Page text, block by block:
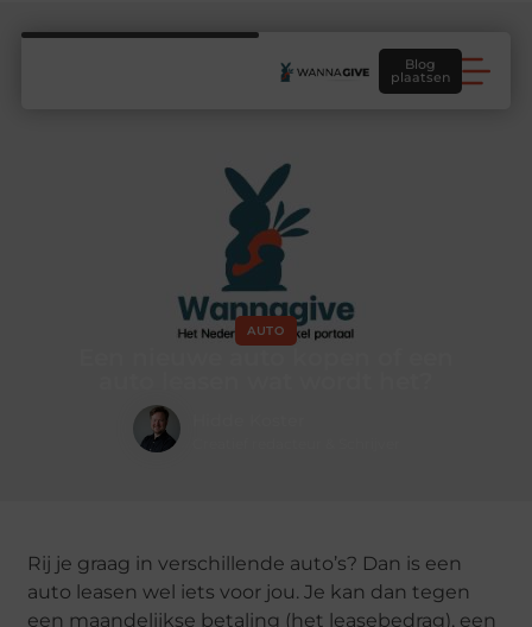
Blog
plaatsen
AUTO
Rij je graag in verschillende auto’s? Dan is een
auto leasen wel iets voor jou. Je kan dan tegen
een maandelijkse betaling (het leasebedrag), een